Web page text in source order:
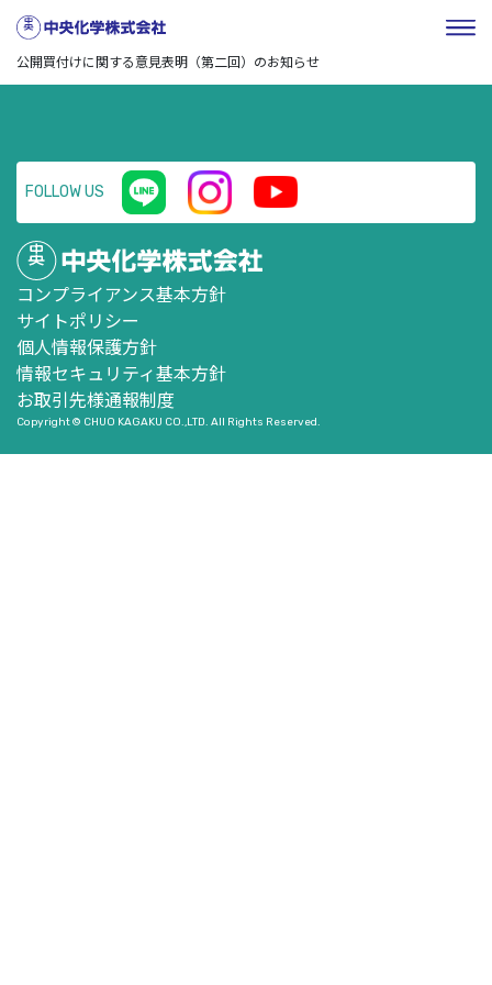
HOME／企業情報
ニュースリリー
ス／ センコーグループホールディングス株式会社による当社株式に対する
公開買付けに関する意見表明（第二回）のお知らせ
FOLLOW US
コンプライアンス基本方針
サイトポリシー
個人情報保護方針
情報セキュリティ基本方針
お取引先様通報制度
Copyright © CHUO KAGAKU CO.,LTD. All Rights Reserved.